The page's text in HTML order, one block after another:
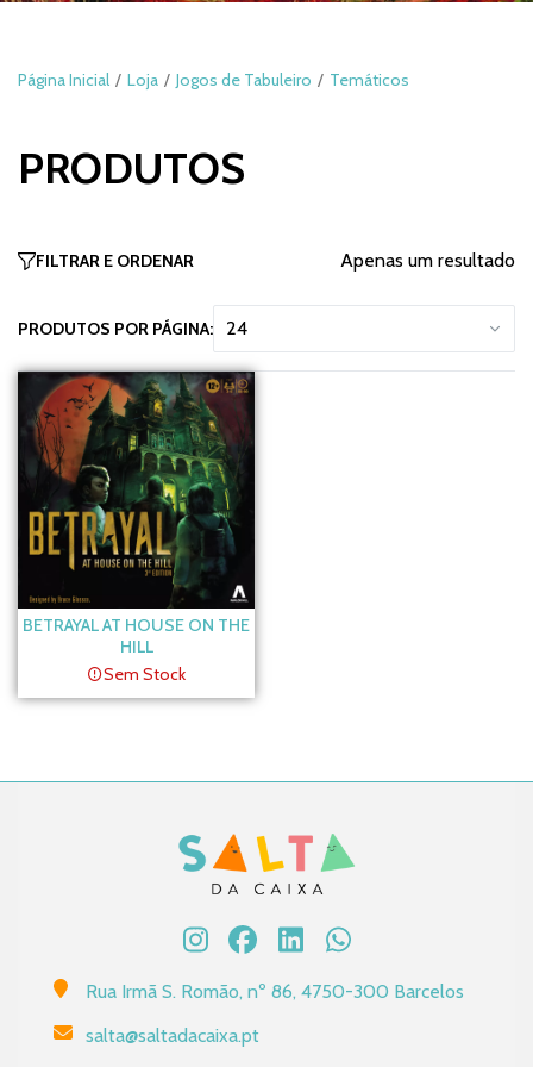
Página Inicial Loja Jogos de Tabuleiro Temáticos
PRODUTOS
FILTRAR E ORDENAR Apenas um resultado
PRODUTOS POR PÁGINA:
BETRAYAL AT HOUSE ON THE
HILL
Sem Stock
Rua Irmã S. Romão, nº 86, 4750-300 Barcelos
salta@saltadacaixa.pt